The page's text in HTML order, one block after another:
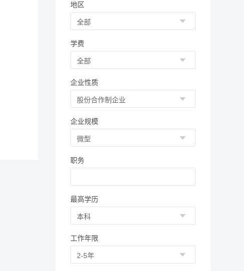
地区
学费
企业性质
企业规模
职务
最高学历
工作年限